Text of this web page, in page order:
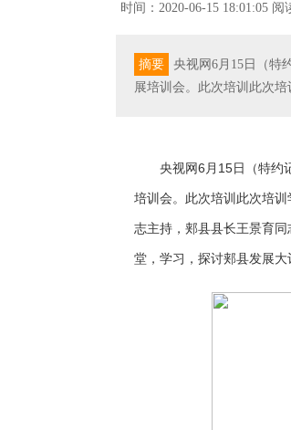
时间：2020-06-15 18:01:05 阅
摘要
央视网6月15日（特
展培训会。此次培训此次
央视网6月15日（特约
培训会。此次培训此次培
志主持，郏县县长王景育
堂，学习，探讨郏县发展大